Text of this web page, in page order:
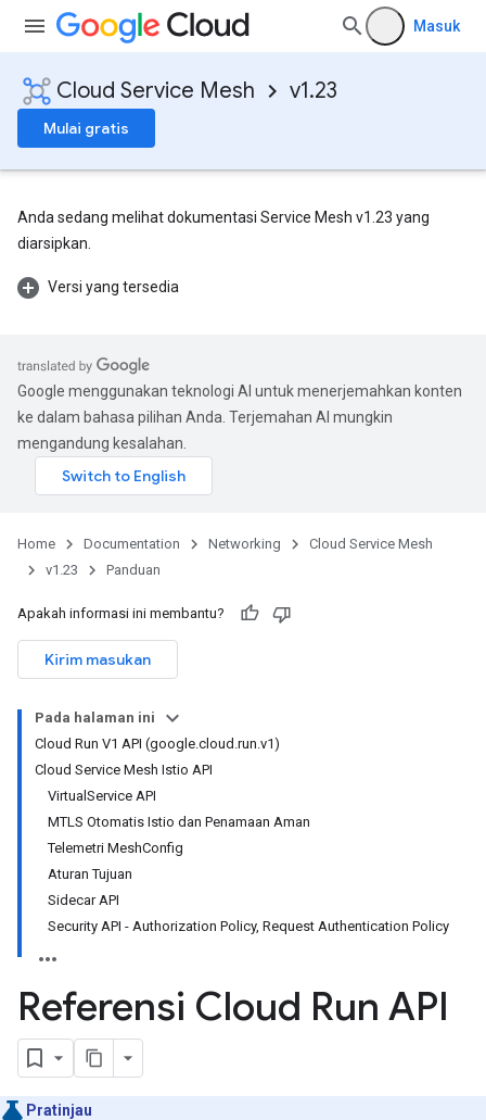
Masuk
Cloud Service Mesh v1.23
Mulai gratis
Anda sedang melihat dokumentasi Service Mesh v1.23 yang
diarsipkan.
Versi yang tersedia
Google menggunakan teknologi AI untuk menerjemahkan konten
ke dalam bahasa pilihan Anda. Terjemahan AI mungkin
mengandung kesalahan.
Home Documentation Networking
Cloud Service Mesh
v1.23
Panduan
Apakah informasi ini membantu?
Kirim masukan
Pada halaman ini
Cloud Run V1 API (google.cloud.run.v1)
Cloud Service Mesh Istio API
VirtualService API
MTLS Otomatis Istio dan Penamaan Aman
Telemetri MeshConfig
Aturan Tujuan
Sidecar API
Security API - Authorization Policy, Request Authentication Policy
Referensi Cloud Run API
Pratinjau